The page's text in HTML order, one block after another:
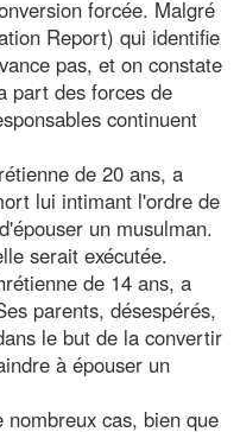
forcée. Malgré
Report) qui identifie
pas, et on constate
part des forces de
continuent
de 20 ans, a
lui intimant l'ordre de
un musulman.
serait exécutée.
de 14 ans, a
parents, désespérés,
le but de la convertir
à épouser un
cas, bien que